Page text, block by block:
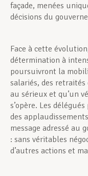
façade, menées
décisions du
Face à cette
détermination à
poursuivront la
salariés, des
au sérieux et qu’un
s’opère. Les
des
message adressé au
: sans véritables
d’autres actions et